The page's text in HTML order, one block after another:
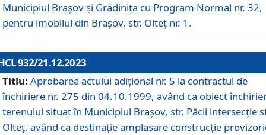
Municipiul Braşov şi Grădinița cu Program Normal nr. 32,
pentru imobilul din Brașov, str. Olteț nr. 1.
932/21.12.2023
Titlu: Aprobarea actului adițional nr. 5 la contractul de
închiriere nr. 275 din 04.10.1999, având ca obiect
terenului situat în Municipiul Brașov, str. Păcii intersecție
Olteț, având ca destinație amplasare construcție